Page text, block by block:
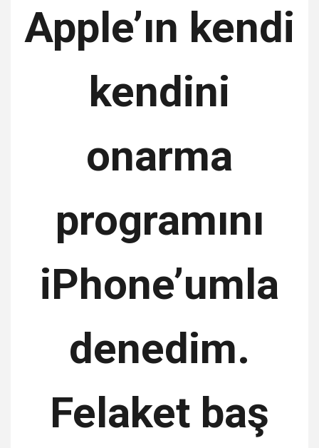
Apple’ın kendi
kendini
onarma
programını
iPhone’umla
denedim.
Felaket baş